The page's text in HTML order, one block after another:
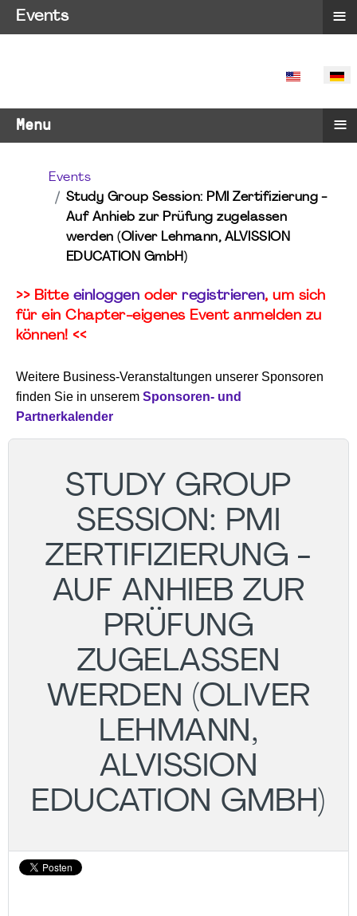
SPRACHE
Menu ≡
Events
Study Group Session: PMI Zertifizierung -
Auf Anhieb zur Prüfung zugelassen
werden (Oliver Lehmann, ALVISSION
EDUCATION GmbH)
>> Bitte einloggen oder registrieren, um sich
für ein Chapter-eigenes Event anmelden zu
können! <<
Weitere Business-Veranstaltungen unserer Sponsoren
finden Sie in unserem Sponsoren- und
Partnerkalender
STUDY GROUP
SESSION: PMI
ZERTIFIZIERUNG -
AUF ANHIEB ZUR
PRÜFUNG
ZUGELASSEN
WERDEN (OLIVER
LEHMANN,
ALVISSION
EDUCATION GMBH)
Events ≡